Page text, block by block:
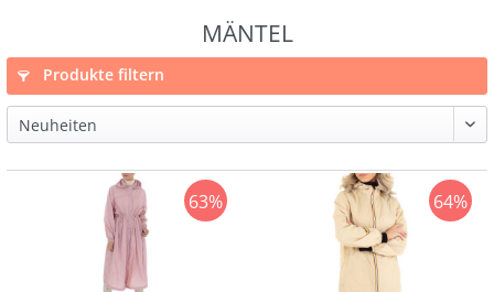
MÄNTEL
Produkte filtern
63% 64%